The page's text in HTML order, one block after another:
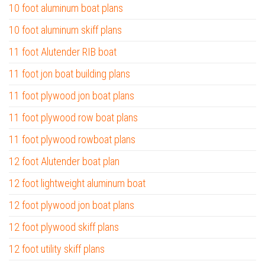
10 foot aluminum boat plans
10 foot aluminum skiff plans
11 foot Alutender RIB boat
11 foot jon boat building plans
11 foot plywood jon boat plans
11 foot plywood row boat plans
11 foot plywood rowboat plans
12 foot Alutender boat plan
12 foot lightweight aluminum boat
12 foot plywood jon boat plans
12 foot plywood skiff plans
12 foot utility skiff plans